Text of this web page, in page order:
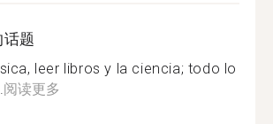
题
leer libros y la ciencia; todo lo
阅读更多